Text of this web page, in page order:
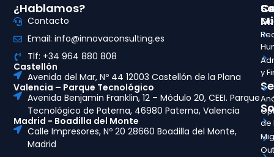
y
de
¿Hablamos?
Contacto
Email: info@innovaconsulting.es
Tlf: +34 964 880 808
Castellón
Avenida del Mar, Nº 44 12003 Castellón de la Plana
Valencia – Parque Tecnológico
Avenida Benjamin Franklin, 12 – Módulo 20, CEEI. Parque
Tecnológico de Paterna, 46980 Paterna, Valencia
Madrid - Boadilla del Monte
Calle Impresores, Nº 20 28660 Boadilla del Monte,
Madrid